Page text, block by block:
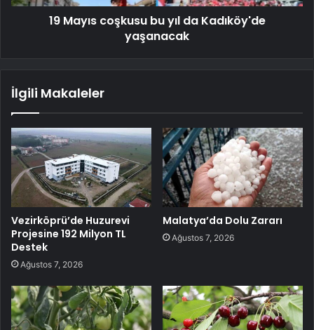
19 Mayıs coşkusu bu yıl da Kadıköy'de
yaşanacak
İlgili Makaleler
Vezirköprü’de Huzurevi
Projesine 192 Milyon TL
Destek
Ağustos 7, 2026
Malatya’da Dolu Zararı
Ağustos 7, 2026